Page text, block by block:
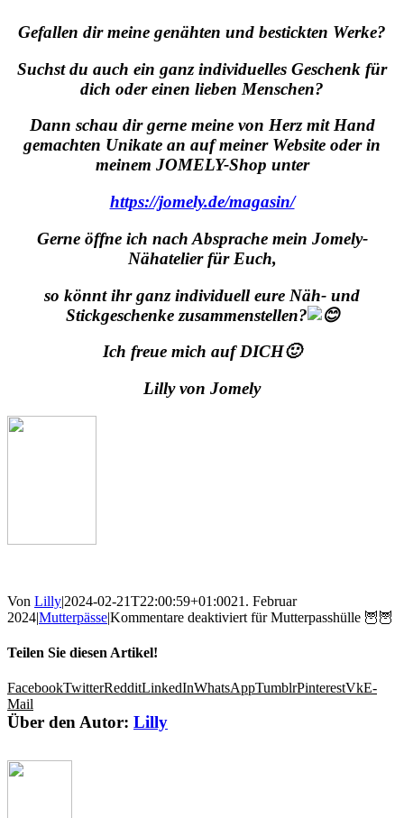
Gefallen dir meine genähten und bestickten Werke?
Suchst du auch ein ganz individuelles Geschenk für
dich oder einen lieben Menschen?
Dann schau dir gerne meine von Herz mit Hand
gemachten Unikate an auf meiner Website oder in
meinem JOMELY-Shop unter
https://jomely.de/magasin/
Gerne öffne ich nach Absprache mein Jomely-
Nähatelier für Euch,
so könnt ihr ganzindividuelleure Näh- und
Stickgeschenke zusammenstellen?
Ich freue mich auf DICH🙂
Lilly von Jomely
Von Lilly|2024-02-21T22:00:59+01:0021. Februar
2024|Mutterpässe|Kommentare deaktiviert für Mutterpasshülle 🦉🦉
Teilen Sie diesen Artikel!
FacebookTwitterRedditLinkedInWhatsAppTumblrPinterestVkE-
Mail
Über den Autor: Lilly